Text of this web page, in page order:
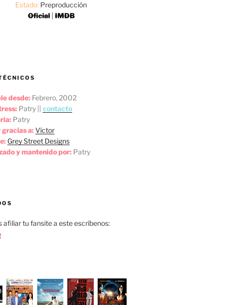
Estado: Preproducción
Oficial|IMDB
desde: Febrero, 2002
Patry || contacto
Patry
a: Víctor
Grey Street Designs
y mantenido por: Patry
afiliar tu fansite a este escríbenos: